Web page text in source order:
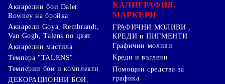
Акварелни бои Daler
Rowney на бройка
Акварели Goya, Rembrandt,
Van Gogh, Talens по цвят
Акварелни мастила
Темпера "TALENS"
Темперни бои и комплекти
ДЕКОРАЦИОННИ БОИ,
КАЛИГРАФИЯ,
МАРКЕРИ
ГРАФИЧНИ МОЛИВИ ,
КРЕДИ и ПИГМЕНТИ
Графични моливи
Креди и въглени
Помощни средства за
графика